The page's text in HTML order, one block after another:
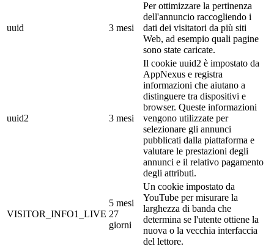
uuid 3 mesi
Per ottimizzare la pertinenza
dell'annuncio raccogliendo i
dati dei visitatori da più siti
Web, ad esempio quali pagine
sono state caricate.
uuid2 3 mesi
Il cookie uuid2 è impostato da
AppNexus e registra
informazioni che aiutano a
distinguere tra dispositivi e
browser. Queste informazioni
vengono utilizzate per
selezionare gli annunci
pubblicati dalla piattaforma e
valutare le prestazioni degli
annunci e il relativo pagamento
degli attributi.
VISITOR_INFO1_LIVE
5 mesi
27
giorni
Un cookie impostato da
YouTube per misurare la
larghezza di banda che
determina se l'utente ottiene la
nuova o la vecchia interfaccia
del lettore.